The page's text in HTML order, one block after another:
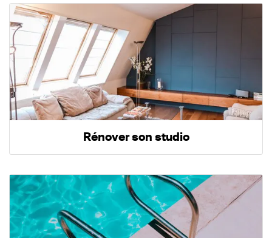
Rénover son studio